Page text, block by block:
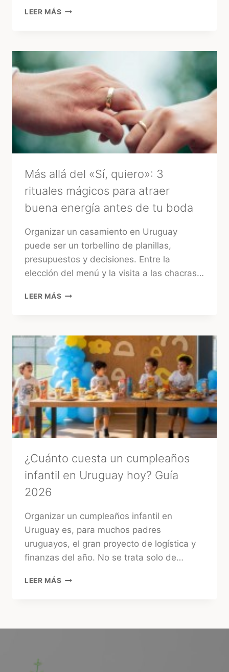
LEER MÁS ¿CONSULTAR
DE
BODA?
LA
MIRADA
DE
UNA
EXPERTA
–
Más allá del «Sí, quiero»: 3
rituales mágicos para atraer
buena energía antes de tu boda
Organizar un casamiento en Uruguay
puede ser un torbellino de planillas,
presupuestos y decisiones. Entre la
elección del menú y la visita a las chacras…
LEER MÁS MÁS
QUIERO»:
3
RITUALES
MÁGICOS
PARA
ATRAER
BUENA
ENERGÍA
ANTES
DE
BODA
¿Cuánto cuesta un cumpleaños
infantil en Uruguay hoy? Guía
2026
Organizar un cumpleaños infantil en
Uruguay es, para muchos padres
uruguayos, el gran proyecto de logística y
finanzas del año. No se trata solo de…
LEER MÁS ¿CUÁNTO